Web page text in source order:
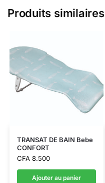
Produits similaires
TRANSAT DE BAIN Bebe
CONFORT
CFA8.500
Ajouter au panier